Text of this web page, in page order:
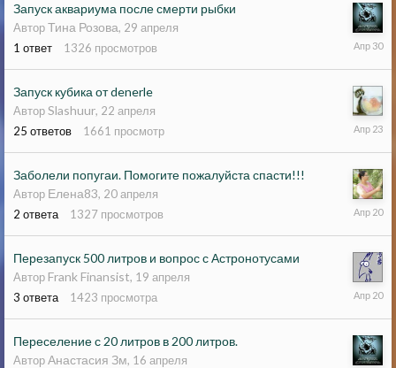
Запуск аквариума после смерти рыбки
АвторТина Розова, 29 апреля
1 ответ 1326 просмотров
30
апреля
Запуск кубика от denerle
АвторSlashuur, 22 апреля
25 ответов 1661 просмотр
23
апреля
Заболели попугаи. Помогите пожалуйста спасти!!!
Автор Елена83, 20 апреля
2 ответа 1327 просмотров
20
апреля
Перезапуск 500 литров и вопрос с Астронотусами
Автор Frank Finansist, 19 апреля
3 ответа 1423 просмотра
20
апреля
Переселение с 20 литров в 200 литров.
АвторАнастасия Зм, 16 апреля